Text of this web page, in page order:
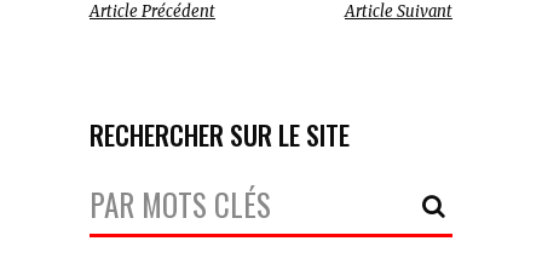
Article Précédent Article Suivant
RECHERCHER SUR LE SITE
Votre
Recherche: